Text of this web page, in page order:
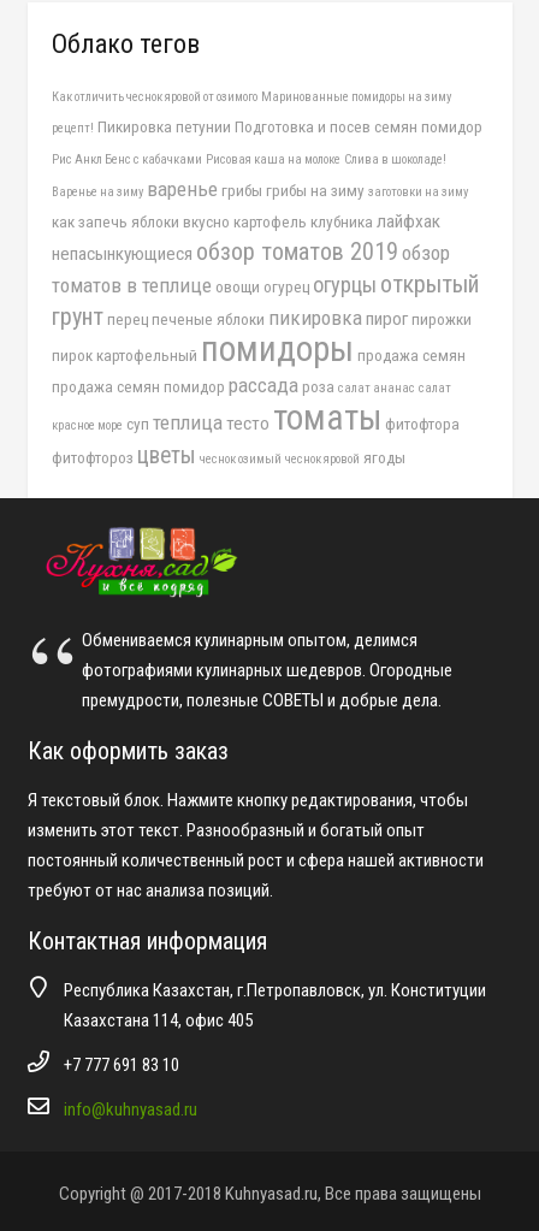
Облако тегов
Как отличить чеснок яровой от озимого Маринованные помидоры на зиму
рецепт! Пикировка петунии Подготовка и посев семян помидор
Рис Анкл Бенс с кабачками Рисовая каша на молоке Слива в шоколаде!
Варенье на зиму варенье грибы грибы на зиму заготовки на зиму
как запечь яблоки вкусно картофель клубника лайфхак
непасынкующиеся обзор томатов 2019 обзор
томатов в теплице овощи огурец огурцы открытый
грунт перец печеные яблоки пикировкапирог пирожки
пирок картофельный помидоры продажа семян
продажа семян помидор рассада роза салат ананас салат
красное море суп теплицатесто томаты фитофтора
фитофтороз цветы чеснок озимый чеснок яровой ягоды
Обмениваемся кулинарным опытом, делимся
фотографиями кулинарных шедевров. Огородные
премудрости, полезные СОВЕТЫ и добрые дела.
Как оформить заказ
Я текстовый блок. Нажмите кнопку редактирования, чтобы
изменить этот текст. Разнообразный и богатый опыт
постоянный количественный рост и сфера нашей активности
требуют от нас анализа позиций.
Контактная информация
Республика Казахстан, г.Петропавловск, ул. Конституции
Казахстана 114, офис 405
+7 777 691 83 10
info@kuhnyasad.ru
Copyright @ 2017-2018 Kuhnyasad.ru, Все права защищены